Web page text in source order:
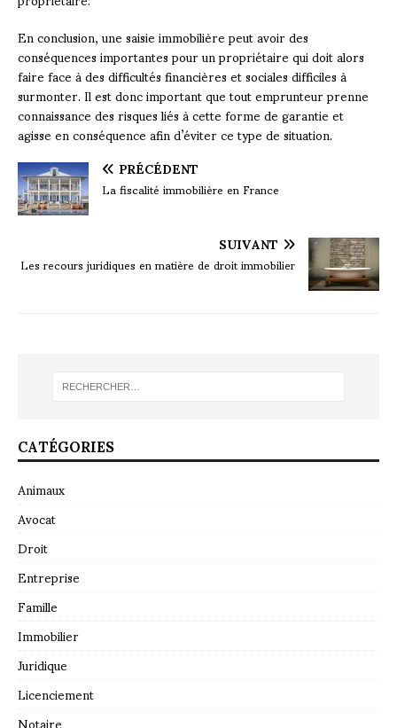
En conclusion, une saisie immobilière peut avoir des
conséquences importantes pour un propriétaire qui doit alors
faire face à des difficultés financières et sociales difficiles à
surmonter. Il est donc important que tout emprunteur prenne
connaissance des risques liés à cette forme de garantie et
agisse en conséquence afin d’éviter ce type de situation.
PRÉCÉDENT
La fiscalité immobilière en France
SUIVANT
Les recours juridiques en matière de droit immobilier
CATÉGORIES
Animaux
Avocat
Droit
Entreprise
Famille
Immobilier
Juridique
Licenciement